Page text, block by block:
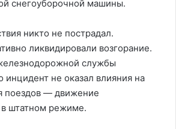
снегоуборочной машины.
никто не пострадал.
ликвидировали возгорание.
службы
инцидент не оказал влияния на
поездов — движение
штатном режиме.